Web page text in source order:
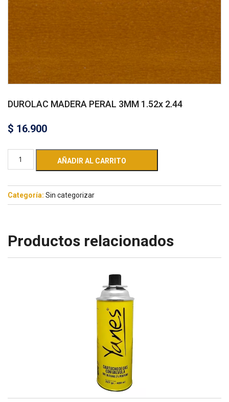
DUROLAC MADERA PERAL 3MM 1.52x 2.44
$ 16.900
AÑADIR AL CARRITO
Categoría: Sin categorizar
Productos relacionados